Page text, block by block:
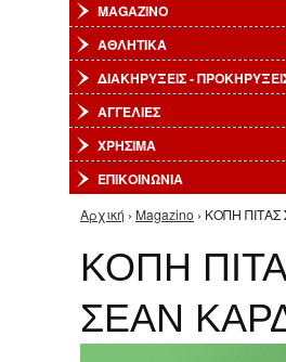
MAGAZINO
ΑΘΛΗΤΙΚΑ
ΔΙΑΚΗΡΥΞΕΙΣ -
ΑΓΓΕΛΙΕΣ
ΧΡΗΣΙΜΑ
ΕΠΙΚΟΙΝΩΝΙΑ
Είστε εδώ
Αρχική › Magazino › ΚΟΠΗ
ΚΟΠΗ
ΣΕΑΝ